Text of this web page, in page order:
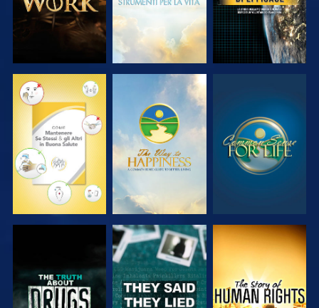
GUARDA GUARDA GUARDA
GUARDA GUARDA